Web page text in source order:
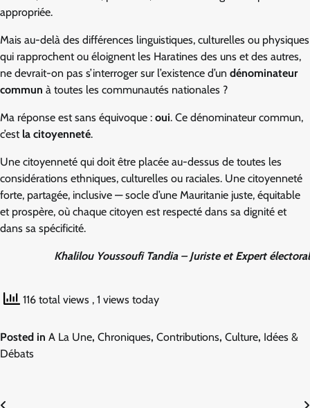
appropriée.
Mais au-delà des différences linguistiques, culturelles ou physiques
qui rapprochent ou éloignent les Haratines des uns et des autres,
ne devrait-on pas s’interroger sur l’existence d’un dénominateur
commun à toutes les communautés nationales ?
Ma réponse est sans équivoque : oui. Ce dénominateur commun,
c’est la citoyenneté.
Une citoyenneté qui doit être placée au-dessus de toutes les
considérations ethniques, culturelles ou raciales. Une citoyenneté
forte, partagée, inclusive — socle d’une Mauritanie juste, équitable
et prospère, où chaque citoyen est respecté dans sa dignité et
dans sa spécificité.
Khalilou Youssoufi Tandia – Juriste et Expert électoral
116 total views , 1 views today
Posted in A La Une, Chroniques, Contributions, Culture, Idées &
Débats